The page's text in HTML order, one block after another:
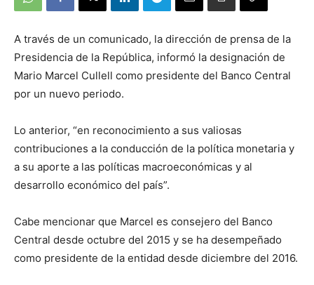
A través de un comunicado, la dirección de prensa de la
Presidencia de la República, informó la designación de
Mario Marcel Cullell como presidente del Banco Central
por un nuevo periodo.
Lo anterior, “en reconocimiento a sus valiosas
contribuciones a la conducción de la política monetaria y
a su aporte a las políticas macroeconómicas y al
desarrollo económico del país”.
Cabe mencionar que Marcel es consejero del Banco
Central desde octubre del 2015 y se ha desempeñado
como presidente de la entidad desde diciembre del 2016.